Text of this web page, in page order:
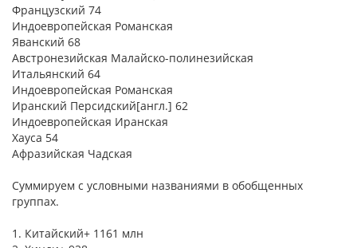
Французский 74
Индоевропейская Романская
Яванский 68
Австронезийская Малайско-полинезийская
Итальянский 64
Индоевропейская Романская
Иранский Персидский[англ.] 62
Индоевропейская Иранская
Хауса 54
Афразийская Чадская
Суммируем с условными названиями в обобщенных
группах.
1. Китайский+ 1161 млн